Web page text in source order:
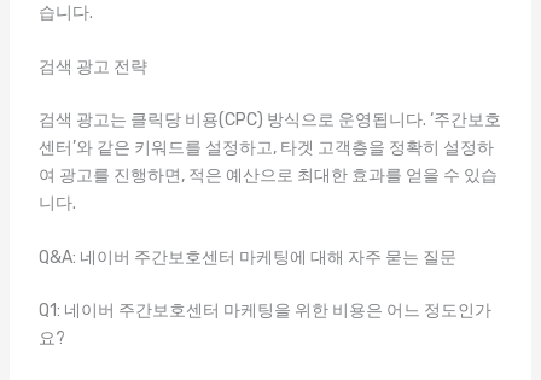
습니다.
검색 광고 전략
검색 광고는 클릭당 비용(CPC) 방식으로 운영됩니다. ‘주간보호
센터’와 같은 키워드를 설정하고, 타겟 고객층을 정확히 설정하
여 광고를 진행하면, 적은 예산으로 최대한 효과를 얻을 수 있습
니다.
Q&A: 네이버 주간보호센터 마케팅에 대해 자주 묻는 질문
Q1: 네이버 주간보호센터 마케팅을 위한 비용은 어느 정도인가
요?